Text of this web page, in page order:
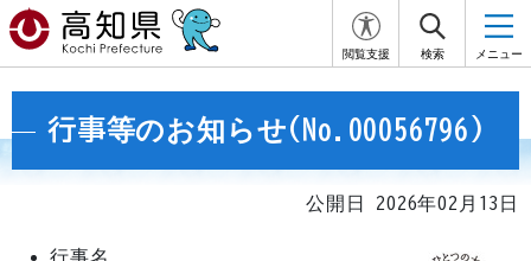
閲覧支援 検索 メニュー
行事等のお知らせ(No.00056796)
公開日 2026年02月13日
行事名